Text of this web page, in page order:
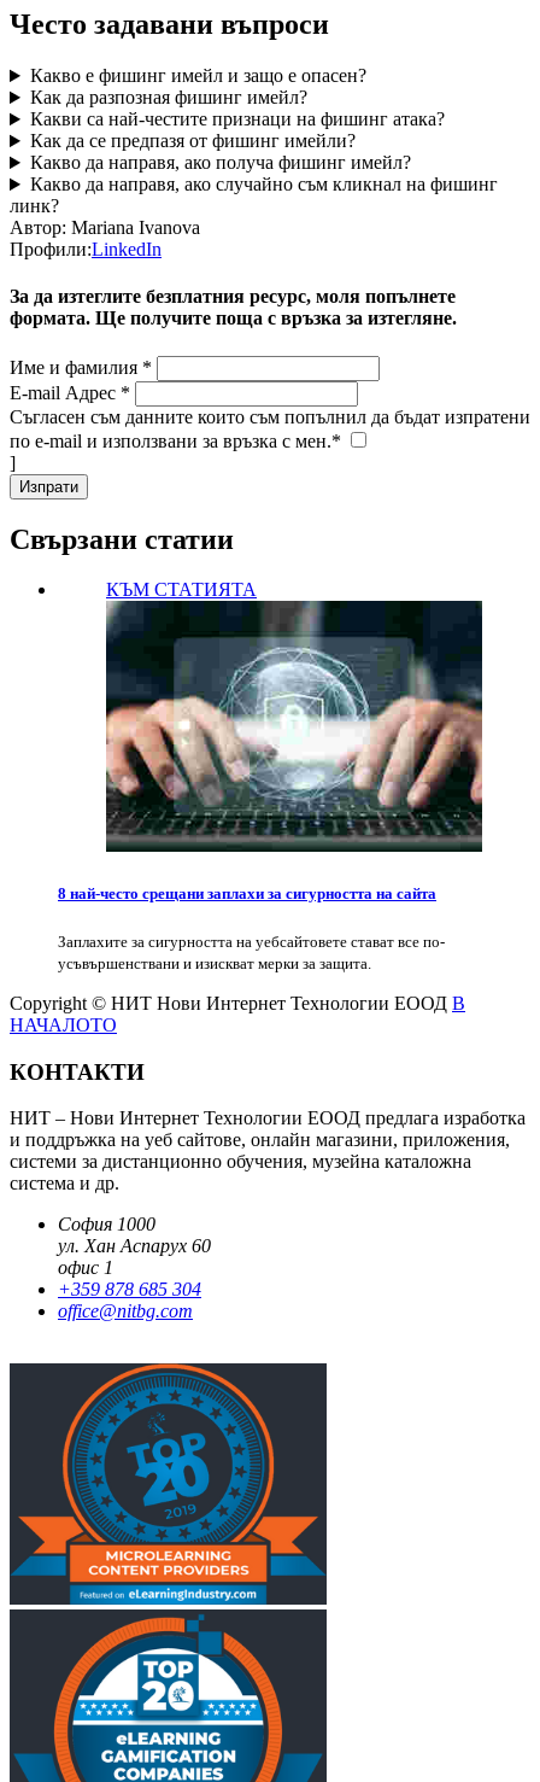
Често задавани въпроси
Какво е фишинг имейл и защо е опасен?
Как да разпозная фишинг имейл?
Какви са най-честите признаци на фишинг атака?
Как да се предпазя от фишинг имейли?
Какво да направя, ако получа фишинг имейл?
Какво да направя, ако случайно съм кликнал на фишинг
линк?
Автор: Mariana Ivanova
Профили:LinkedIn
За да изтеглите безплатния ресурс, моля попълнете
формата. Ще получите поща с връзка за изтегляне.
Име и фамилия *
E-mail Адрес *
Съгласен съм данните които съм попълнил да бъдат изпратени
по e-mail и използвани за връзка с мен.*
]
Свързани статии
КЪМ СТАТИЯТА
8 най-често срещани заплахи за сигурността на сайта
Заплахите за сигурността на уебсайтовете стават все по-
усъвършенствани и изискват мерки за защита.
Copyright © НИТ Нови Интернет Технологии ЕООД В
НАЧАЛОТО
КОНТАКТИ
НИТ – Нови Интернет Технологии ЕООД предлага изработка
и поддръжка на уеб сайтове, онлайн магазини, приложения,
системи за дистанционно обучения, музейна каталожна
система и др.
София 1000
ул. Хан Аспарух 60
офис 1
+359 878 685 304
office@nitbg.com